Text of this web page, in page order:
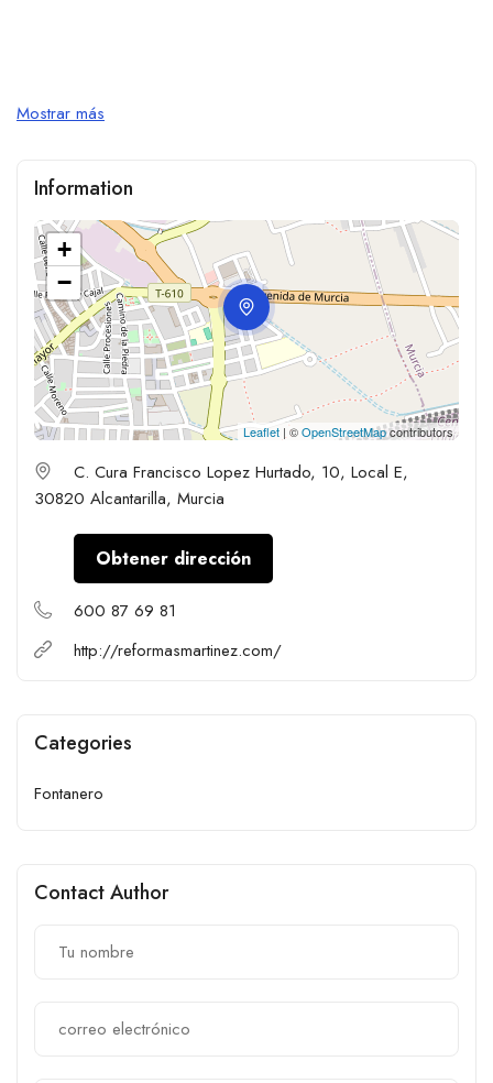
Mostrar más
Information
+
−
Leaflet | ©OpenStreetMapcontributors
C. Cura Francisco Lopez Hurtado, 10, Local E,
30820 Alcantarilla, Murcia
Obtener dirección
600 87 69 81
http://reformasmartinez.com/
Categories
Fontanero
Contact Author